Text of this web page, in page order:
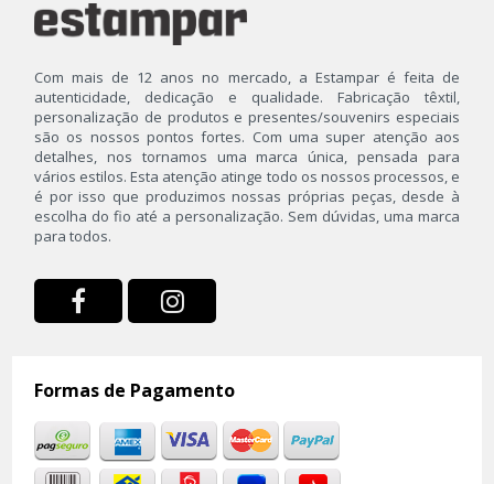
Souvenirs
Com mais de 12 anos no mercado, a Estampar é feita de
autenticidade, dedicação e qualidade. Fabricação têxtil,
personalização de produtos e presentes/souvenirs especiais
são os nossos pontos fortes. Com uma super atenção aos
detalhes, nos tornamos uma marca única, pensada para
vários estilos. Esta atenção atinge todo os nossos processos, e
é por isso que produzimos nossas próprias peças, desde à
escolha do fio até a personalização. Sem dúvidas, uma marca
para todos.
Formas de Pagamento